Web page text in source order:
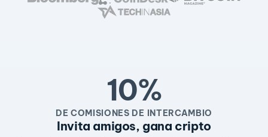
10%
DE COMISIONES DE INTERCAMBIO
Invita amigos, gana cripto